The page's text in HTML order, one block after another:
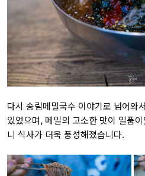
다시 송림메밀국수 이야기로 넘어와
있었으며, 메밀의 고소한 맛이 일품
니 식사가 더욱 풍성해졌습니다.